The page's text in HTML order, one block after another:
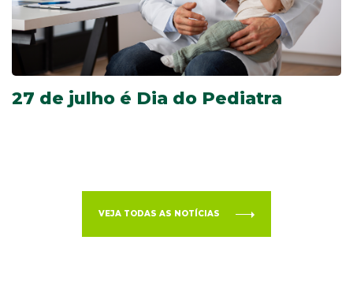
27 de julho é Dia do Pediatra
VEJA TODAS AS NOTÍCIAS